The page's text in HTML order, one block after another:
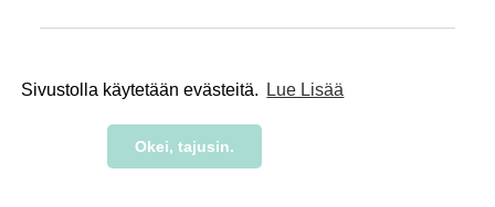
Sivustolla käytetään evästeitä. Lue Lisää
Okei, tajusin.